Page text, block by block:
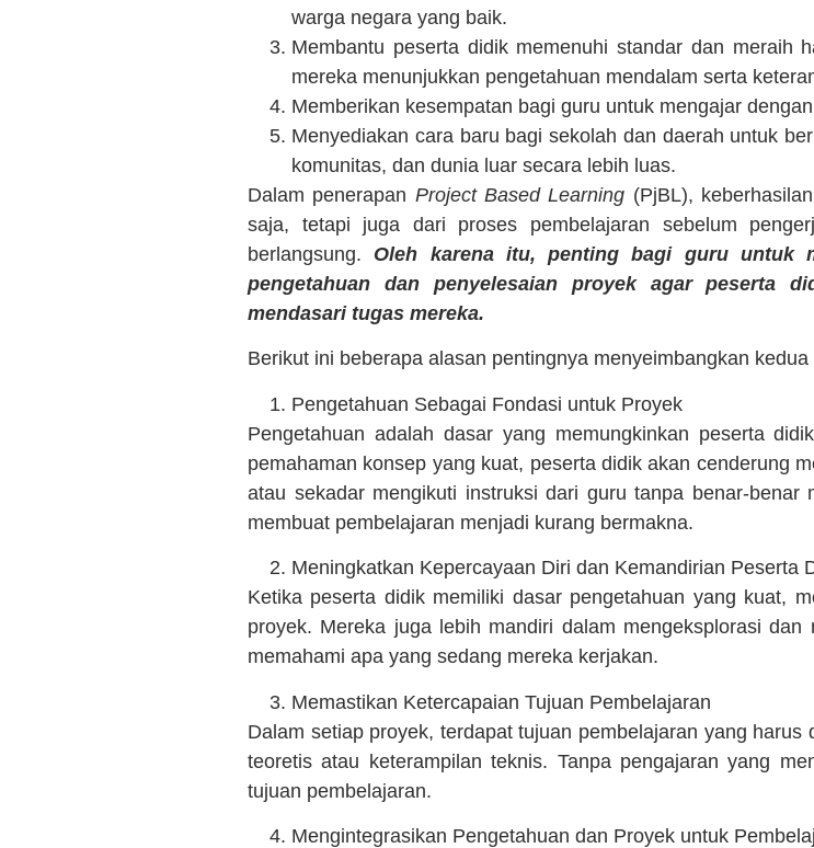
warga negara yang baik.
Membantu peserta didik memenuhi standar dan meraih
mereka menunjukkan pengetahuan mendalam serta
Memberikan kesempatan bagi guru untuk mengajar
Menyediakan cara baru bagi sekolah dan daerah untuk
komunitas, dan dunia luar secara lebih luas.
Dalam penerapan Project Based Learning (PjBL),
saja, tetapi juga dari proses pembelajaran sebelum
berlangsung. Oleh karena itu, penting bagi guru untuk
pengetahuan dan penyelesaian proyek agar peserta
mendasari tugas mereka.
Berikut ini beberapa alasan pentingnya menyeimbangkan kedua
Pengetahuan Sebagai Fondasi untuk Proyek
Pengetahuan adalah dasar yang memungkinkan peserta
pemahaman konsep yang kuat, peserta didik akan cenderung
atau sekadar mengikuti instruksi dari guru tanpa benar-
membuat pembelajaran menjadi kurang bermakna.
Meningkatkan Kepercayaan Diri dan Kemandirian Peserta
Ketika peserta didik memiliki dasar pengetahuan yang kuat,
proyek. Mereka juga lebih mandiri dalam mengeksplorasi
memahami apa yang sedang mereka kerjakan.
Memastikan Ketercapaian Tujuan Pembelajaran
Dalam setiap proyek, terdapat tujuan pembelajaran yang
teoretis atau keterampilan teknis. Tanpa pengajaran yang
tujuan pembelajaran.
Mengintegrasikan Pengetahuan dan Proyek untuk